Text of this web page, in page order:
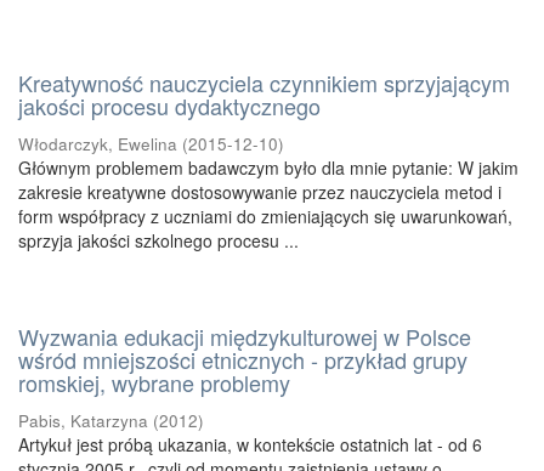
Kreatywność nauczyciela czynnikiem sprzyjającym
jakości procesu dydaktycznego
Włodarczyk, Ewelina (2015-12-10)
Głównym problemem badawczym było dla mnie pytanie: W jakim
zakresie kreatywne dostosowywanie przez nauczyciela metod i
form współpracy z uczniami do zmieniających się uwarunkowań,
sprzyja jakości szkolnego procesu ...
Wyzwania edukacji międzykulturowej w Polsce
wśród mniejszości etnicznych - przykład grupy
romskiej, wybrane problemy
Pabis, Katarzyna (2012)
Artykuł jest próbą ukazania, w kontekście ostatnich lat - od 6